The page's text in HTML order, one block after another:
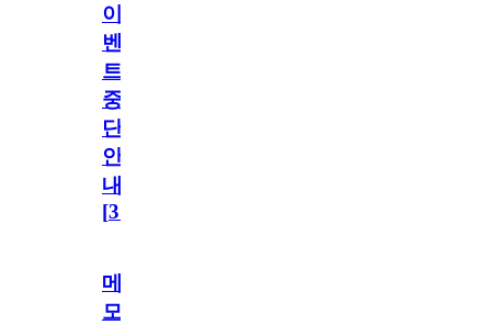
이
벤
트
중
단
안
내
[31
메
모